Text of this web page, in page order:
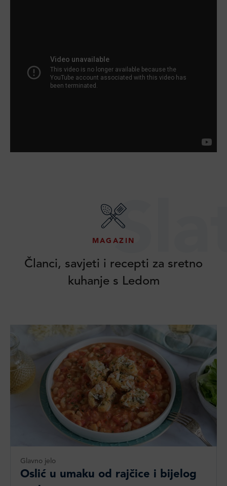
MAGAZIN
Članci, savjeti i recepti za sretno
kuhanje s Ledom
Glavno jelo
Oslić u umaku od rajčice i bijelog